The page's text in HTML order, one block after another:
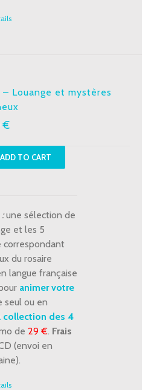
– Louange et mystères
€
ADD TO CART
:une sélection de
et les 5
correspondant
du rosaire
langue française
animer votre
seul ou en
collection des 4
de 29 €. Frais
(envoi en